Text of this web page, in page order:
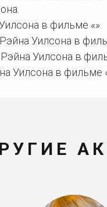
в фильме «».
Уилсона в
Уилсона в
Уилсона в фильме